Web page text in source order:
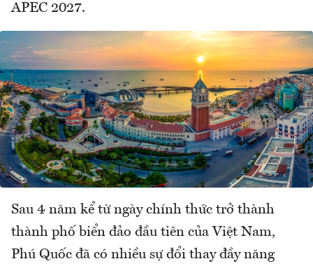
APEC 2027.
Sau 4 năm kể từ ngày chính thức trở thành
thành phố biển đảo đầu tiên của Việt Nam,
Phú Quốc đã có nhiều sự đổi thay đầy năng